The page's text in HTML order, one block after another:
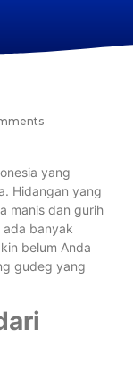
yang
Hidangan yang
manis dan gurih
banyak
belum Anda
gudeg yang